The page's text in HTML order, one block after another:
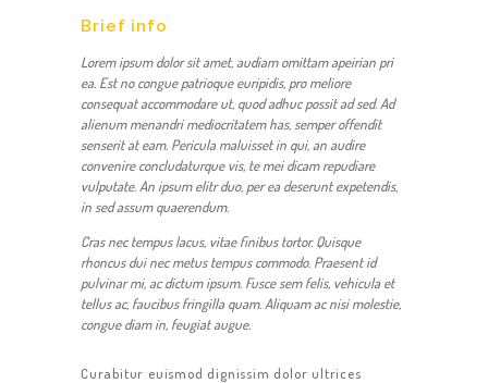
Brief info
Lorem ipsum dolor sit amet, audiam omittam apeirian pri
ea. Est no congue patrioque euripidis, pro meliore
consequat accommodare ut, quod adhuc possit ad sed. Ad
alienum menandri mediocritatem has, semper offendit
senserit at eam. Pericula maluisset in qui, an audire
convenire concludaturque vis, te mei dicam repudiare
vulputate. An ipsum elitr duo, per ea deserunt expetendis,
in sed assum quaerendum.
Cras nec tempus lacus, vitae finibus tortor. Quisque
rhoncus dui nec metus tempus commodo. Praesent id
pulvinar mi, ac dictum ipsum. Fusce sem felis, vehicula et
tellus ac, faucibus fringilla quam. Aliquam ac nisi molestie,
congue diam in, feugiat augue.
Curabitur euismod dignissim dolor ultrices